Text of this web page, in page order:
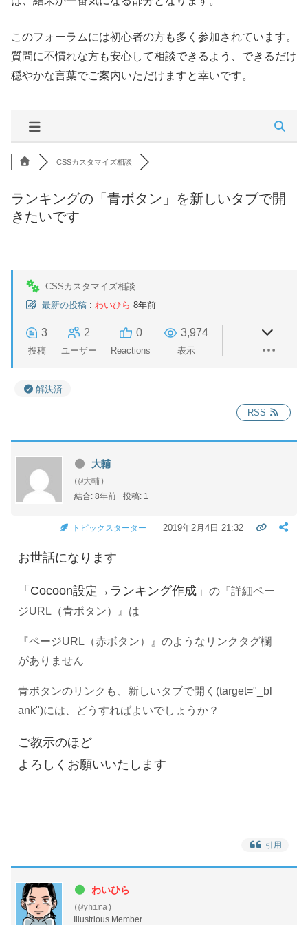
このフォーラムには初心者の方も多く参加されています。
質問に不慣れな方も安心して相談できるよう、できるだけ
穏やかな言葉でご案内いただけますと幸いです。
CSSカスタマイズ相談
ランキングの「青ボタン」を新しいタブで開
きたいです
CSSカスタマイズ相談
最新の投稿 : わいひら 8年前
3
投稿
2
ユーザー
0
Reactions
3,974
表示
解決済
RSS
大輔
(@大輔)
結合: 8年前
投稿: 1
トピックスターター 2019年2月4日 21:32
お世話になります
「Cocoon設定→ランキング作成」 の『詳細ペー
ジURL（青ボタン）』は
『ページURL（赤ボタン）』のようなリンクタグ欄
がありません
青ボタンのリンクも、新しいタブで開く(target="_bl
ank")には、どうすればよいでしょうか？
ご教示のほど
よろしくお願いいたします
引用
わいひら
(@yhira)
Illustrious Member